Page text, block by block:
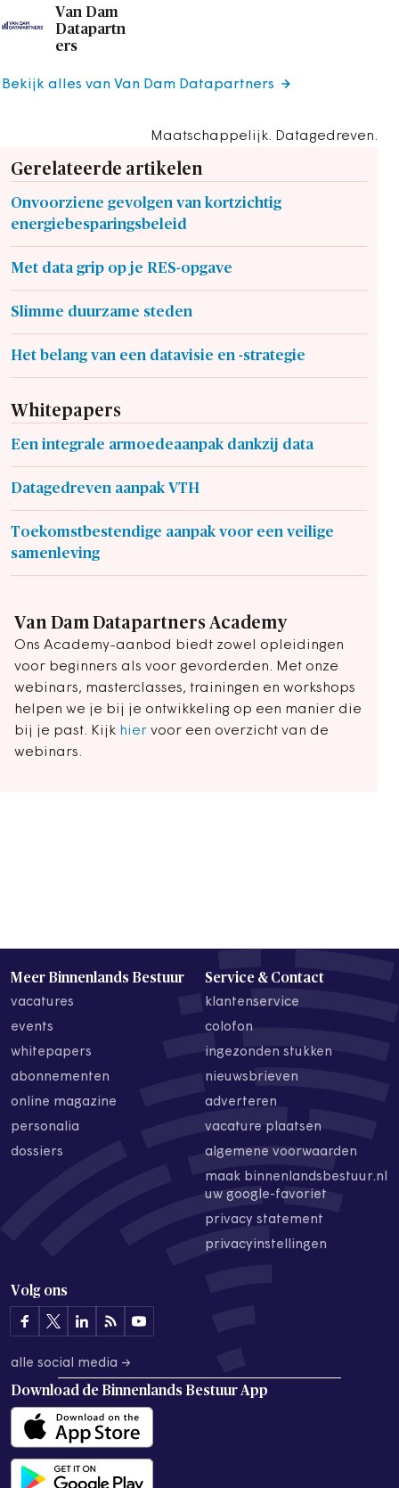
Van Dam
Datapartn
ers
Maatschappelijk. Datagedreven.
Bekijk alles van Van Dam Datapartners
Gerelateerde artikelen
Onvoorziene gevolgen van kortzichtig
energiebesparingsbeleid
Met data grip op je RES-opgave
Slimme duurzame steden
Het belang van een datavisie en -strategie
Whitepapers
Een integrale armoedeaanpak dankzij data
Datagedreven aanpak VTH
Toekomstbestendige aanpak voor een veilige
samenleving
Van Dam Datapartners Academy
Ons Academy-aanbod biedt zowel opleidingen
voor beginners als voor gevorderden. Met onze
webinars, masterclasses, trainingen en workshops
helpen we je bij je ontwikkeling op een manier die
bij je past. Kijk hier voor een overzicht van de
webinars.
Meer Binnenlands Bestuur
vacatures
events
whitepapers
abonnementen
online magazine
personalia
dossiers
Service & Contact
klantenservice
colofon
ingezonden stukken
nieuwsbrieven
adverteren
vacature plaatsen
algemene voorwaarden
maak binnenlandsbestuur.nl
uw google-favoriet
privacy statement
privacyinstellingen
Volg ons
alle social media →
Download de Binnenlands Bestuur App